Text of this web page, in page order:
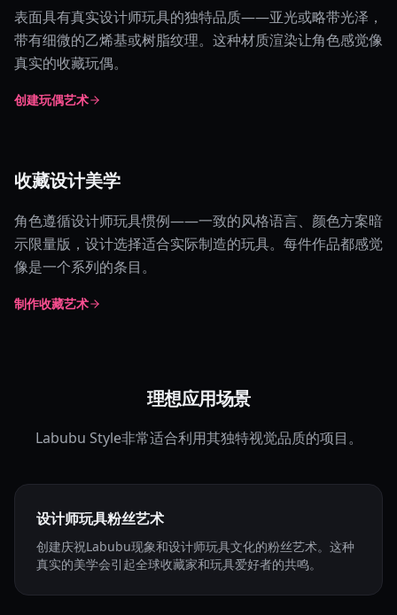
表面具有真实设计师玩具的独特品质——亚光或略带光泽，
带有细微的乙烯基或树脂纹理。这种材质渲染让角色感觉像
真实的收藏玩偶。
创建玩偶艺术
收藏设计美学
角色遵循设计师玩具惯例——一致的风格语言、颜色方案暗
示限量版，设计选择适合实际制造的玩具。每件作品都感觉
像是一个系列的条目。
制作收藏艺术
理想应用场景
Labubu Style非常适合利用其独特视觉品质的项目。
设计师玩具粉丝艺术
创建庆祝Labubu现象和设计师玩具文化的粉丝艺术。这种
真实的美学会引起全球收藏家和玩具爱好者的共鸣。